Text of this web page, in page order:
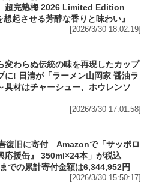
オン第13号機」のスペシャルデザ
インを採用
[2026/3/30 18:39:38]
国産100％「超完熟梅」を贅沢に使
トリー梅酒〈山崎蒸溜所貯蔵梅
2026 Limited Edition 750ml」の
家監修で創業から変わらぬ伝統の
カップ麺がさらに“濃くて旨い”ス
が「ラーメン山岡家 醤油ラーメ